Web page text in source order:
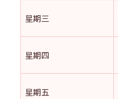
星期三
星期四
星期五